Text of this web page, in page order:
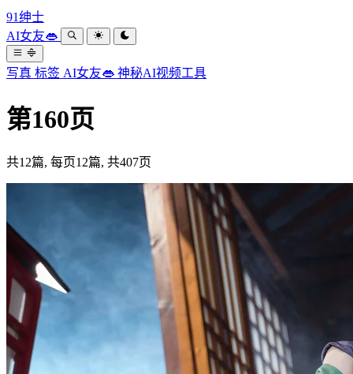
91绅士
AI女友👄
写真 标签 AI女友👄 神秘AI视频工具
第160页
共12篇, 每页12篇, 共407页